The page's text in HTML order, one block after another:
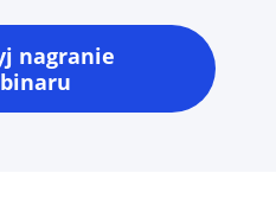
nagranie